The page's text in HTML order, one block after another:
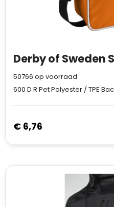
50766 op voorraad
€ 6,76Klantenbeoordelingen
website in het
van klanten voldoet.
beoordelingsplatforms
websitebezoekers
echte, geverifieerde
Trustindex meet
klanttevredenheid op